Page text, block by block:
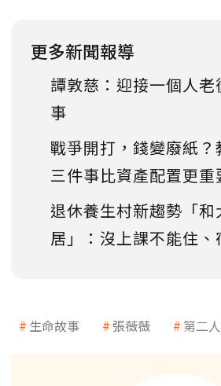
更多新聞報導
譚敦慈：迎接一個人
事
戰爭開打，錢變廢紙？
三件事比資產配置更重
退休養生村新趨勢「和
居」：沒上課不能住
生命故事 張薇薇 第二